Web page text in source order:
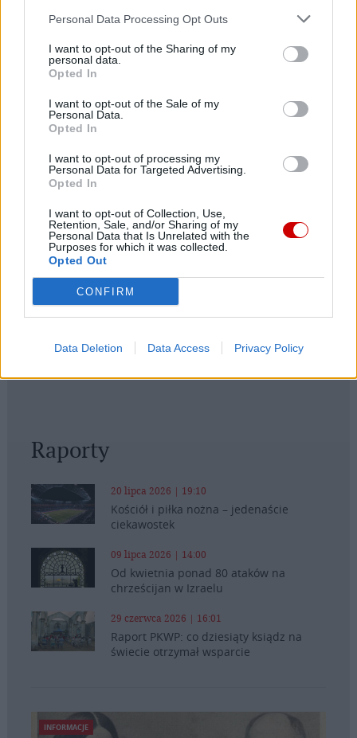
Personal Data Processing Opt Outs
I want to opt-out of the Sharing of my
personal data.
Opted In
I want to opt-out of the Sale of my
Personal Data.
Opted In
I want to opt-out of processing my
Personal Data for Targeted Advertising.
Opted In
I want to opt-out of Collection, Use,
Retention, Sale, and/or Sharing of my
Personal Data that Is Unrelated with the
Purposes for which it was collected.
Opted Out
CONFIRM
Data Deletion Data Access Privacy Policy
Polecane
PATRONAT KAI
Kalisz: niemal tysiąc uczestników
Włodzimierza Pietrzaka
Raporty
20 lipca 2026 | 19:10
Kościół i piłka nożna – jedenaście
ciekawostek
09 lipca 2026 | 14:00
Od kwietnia ponad 80 ataków na
chrześcijan w Izraelu
29 czerwca 2026 | 16:01
Raport PKWP: co dziesiąty ksiądz na
świecie otrzymał wsparcie
INFORMACJE